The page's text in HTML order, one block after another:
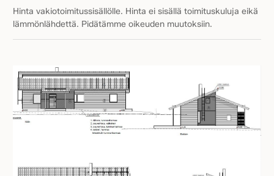
Hinta vakiotoimitussisällölle. Hinta ei sisällä toimituskuluja eikä
lämmönlähdettä. Pidätämme oikeuden muutoksiin.